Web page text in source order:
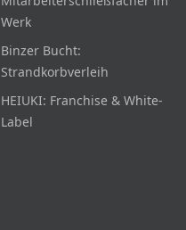
Werk
Binzer Bucht:
Strandkorbverleih
HEIUKI: Franchise & White-
Label